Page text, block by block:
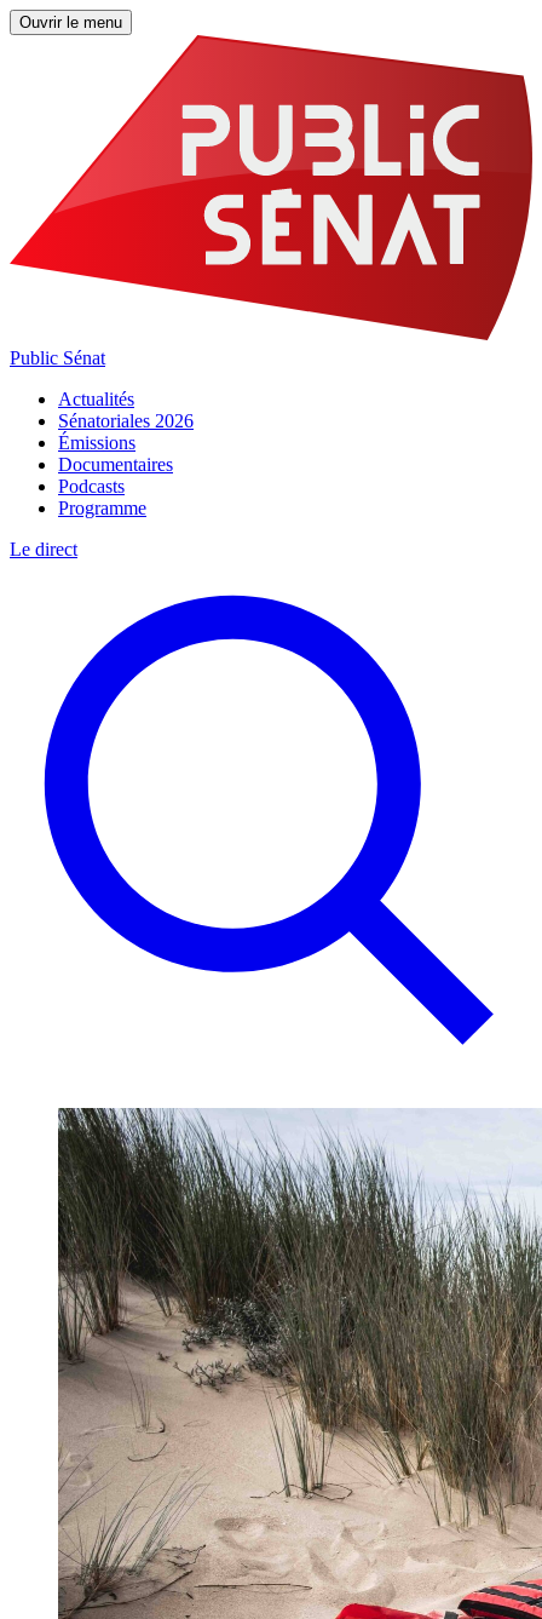
Ouvrir le menu
Public Sénat
Actualités
Sénatoriales 2026
Émissions
Documentaires
Podcasts
Programme
Le direct